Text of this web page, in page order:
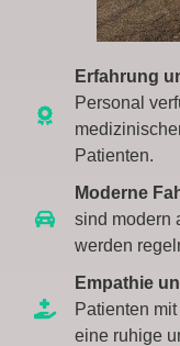
Erfahrung
Personal
Patienten.
Moderne
sind modern
werden
Empathie
Patienten
eine ruhige